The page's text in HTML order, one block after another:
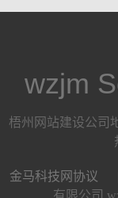
wzjm
梧州网站建设公司
金马科技网协议
有限公司